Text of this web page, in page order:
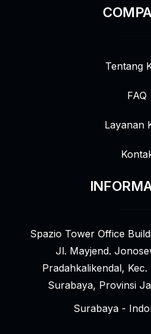
Tentang
FAQ
Layanan
Spazio Tower Office
Jl. Mayjend.
Pradahkalikendal,
Surabaya, Provinsi
Surabaya -